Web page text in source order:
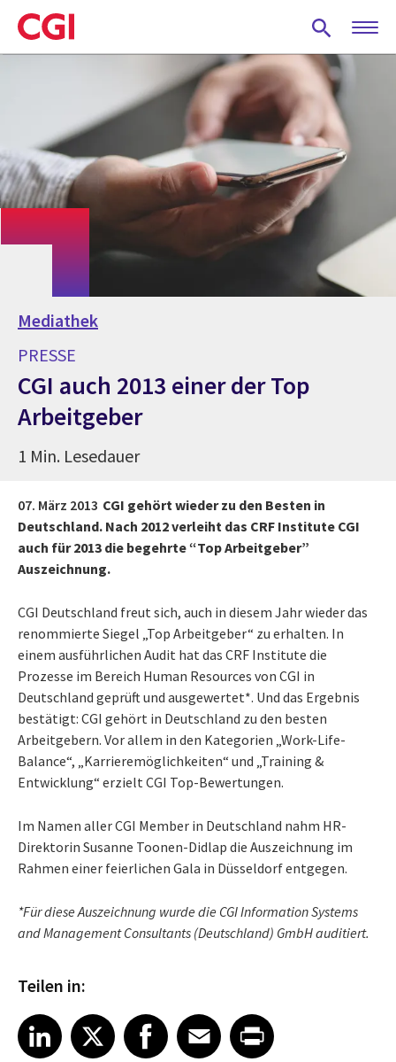
Skip
to
main
Mediathek
PRESSE
CGI auch 2013 einer der Top
Arbeitgeber
1 Min. Lesedauer
07. März 2013 CGI gehört wieder zu den Besten in
Deutschland. Nach 2012 verleiht das CRF Institute CGI
auch für 2013 die begehrte “Top Arbeitgeber”
Auszeichnung.
CGI Deutschland freut sich, auch in diesem Jahr wieder das
renommierte Siegel „Top Arbeitgeber“ zu erhalten. In
einem ausführlichen Audit hat das CRF Institute die
Prozesse im Bereich Human Resources von CGI in
Deutschland geprüft und ausgewertet*. Und das Ergebnis
bestätigt: CGI gehört in Deutschland zu den besten
Arbeitgebern. Vor allem in den Kategorien „Work-Life-
Balance“, „Karrieremöglichkeiten“ und „Training &
Entwicklung“ erzielt CGI Top-Bewertungen.
Im Namen aller CGI Member in Deutschland nahm HR-
Direktorin Susanne Toonen-Didlap die Auszeichnung im
Rahmen einer feierlichen Gala in Düsseldorf entgegen.
*Für diese Auszeichnung wurde die CGI Information Systems
and Management Consultants (Deutschland) GmbH auditiert.
Teilen in:
Share article on LinkedIn
LinkedIn
Share article on XShare article on Facebook
Facebook
Share article on Email
EmailShare article on Print